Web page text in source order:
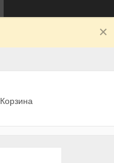
Корзина